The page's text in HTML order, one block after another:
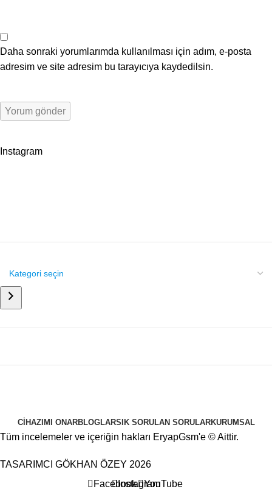
Daha sonraki yorumlarımda kullanılması için adım, e-posta
adresim ve site adresim bu tarayıcıya kaydedilsin.
Instagram
CIHAZIMI ONARBLOGLARSIK SORULAN SORULARKURUMSAL
Tüm incelemeler ve içeriğin hakları EryapGsm'e © Aittir.
TASARIMCI GÖKHAN ÖZEY 2026
FacebookInstagramYouTube